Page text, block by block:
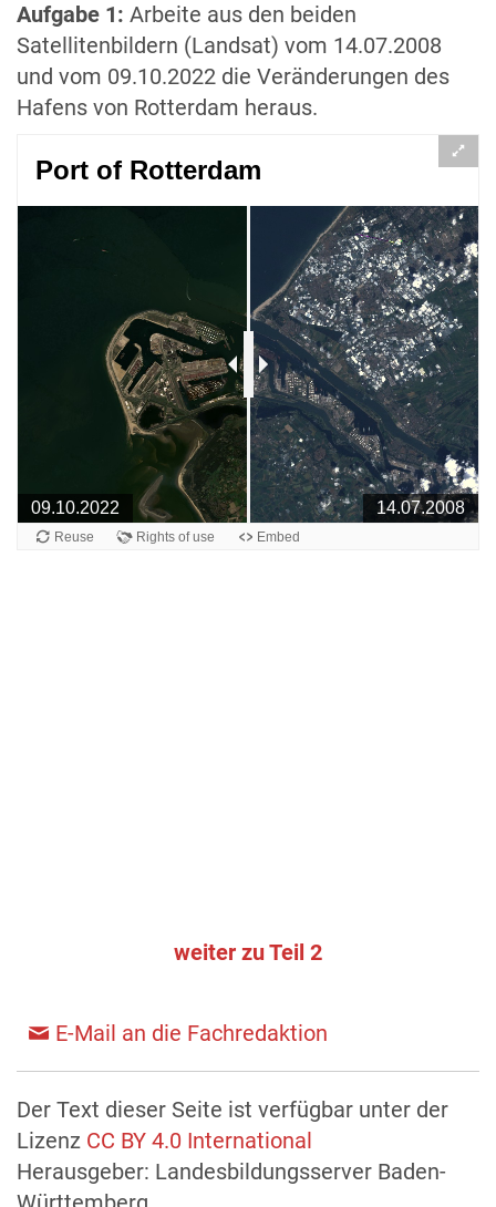
Aufgabe 1: Arbeite aus den beiden
Satellitenbildern (Landsat) vom 14.07.2008
und vom 09.10.2022 die Veränderungen des
Hafens von Rotterdam heraus.
weiter zu Teil 2
E-Mail an die Fachredaktion
Der Text dieser Seite ist verfügbar unter der
Lizenz CC BY 4.0 International
Herausgeber: Landesbildungsserver Baden-